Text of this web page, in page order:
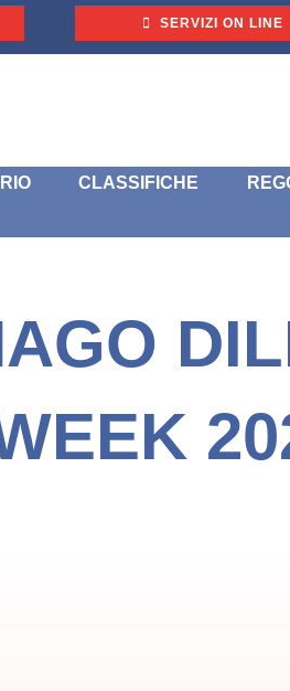
SERVIZI ON LINE
CLASSIFICHE